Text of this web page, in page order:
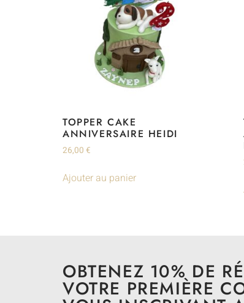
TOPPER CAKE
ANNIVERSAIRE HEIDI
26,00 €
Ajouter au panier
OBTENEZ 10% DE
VOTRE PREMIÈRE